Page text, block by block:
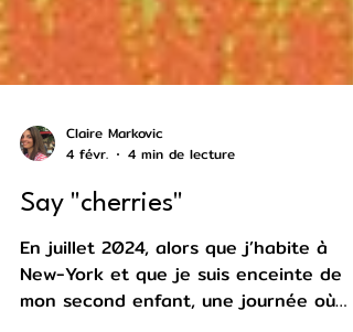
Claire Markovic
4 févr.
4 min de lecture
Say "cherries"